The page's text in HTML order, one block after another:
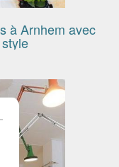
à Arnhem avec